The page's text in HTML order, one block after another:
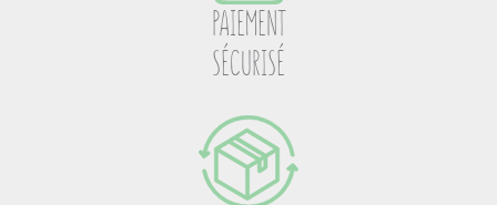
PAIEMENT
SÉCURISÉ